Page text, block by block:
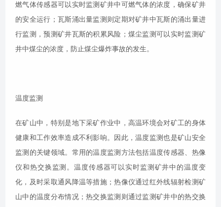
燃气体传感器可以实时监测矿井中可燃气体的浓度，确保矿井
的安全运行；瓦斯涌出量监测则定期对矿井中瓦斯的涌出量进
行监测，预测矿井瓦斯的积累风险；煤尘监测可以实时监测矿
井中煤尘的浓度，防止煤尘爆炸事故的发生。
温度监测
在矿山中，特别是地下采矿作业中，高温环境会对矿工的身体
健康和工作效率造成不利影响。因此，温度监测也是矿山安全
监测的关键领域。常用的温度监测方法包括温度传感器、热像
仪和热交换监测。温度传感器可以实时监测矿井中的温度变
化，及时采取通风降温等措施；热像仪通过红外线辐射检测矿
山中的温度分布情况；热交换监测则通过监测矿井中的热交换